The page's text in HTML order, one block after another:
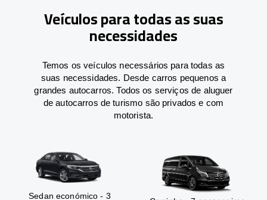
Veículos para todas as suas
necessidades
Temos os veículos necessários para todas as
suas necessidades. Desde carros pequenos a
grandes autocarros. Todos os serviços de aluguer
de autocarros de turismo são privados e com
motorista.
Sedan económico - 3